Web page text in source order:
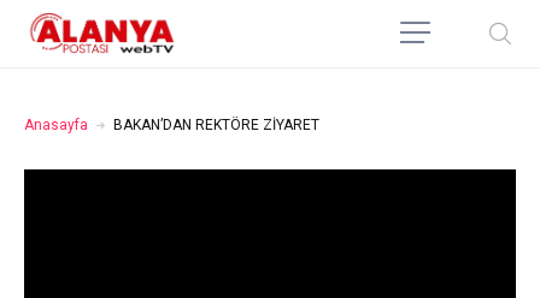
Anasayfa BAKAN’DAN REKTÖRE ZİYARET